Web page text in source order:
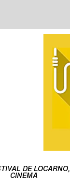
DE LOCARNO,
CINEMA